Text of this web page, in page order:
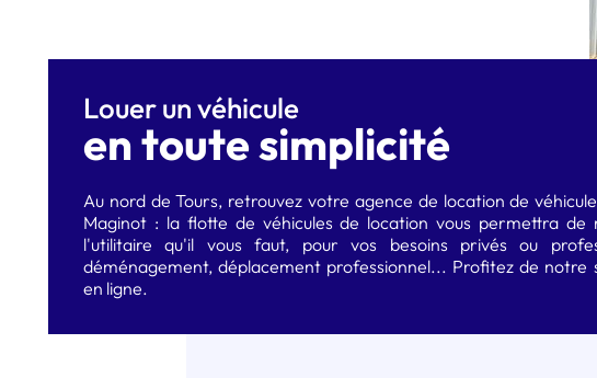
Louer un véhicule
en toute simplicité
Au nord de Tours, retrouvez votre agence de location de
Maginot : la flotte de véhicules de location vous permettra de
l'utilitaire qu'il vous faut, pour vos besoins privés ou
déménagement, déplacement professionnel... Profitez de notre
en ligne.